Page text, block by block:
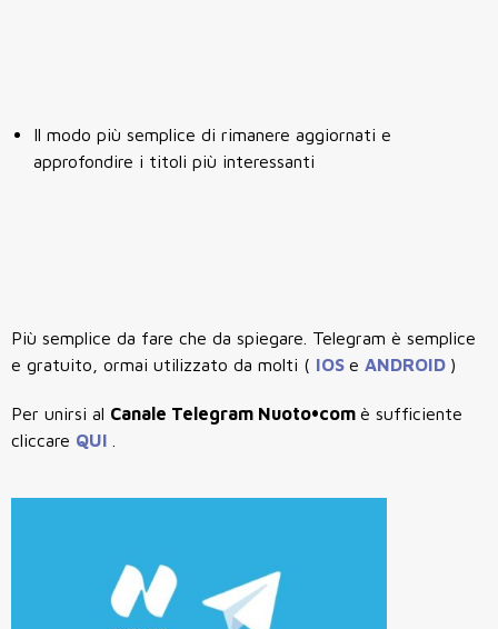
Il modo più semplice di rimanere aggiornati e
approfondire i titoli più interessanti
Più semplice da fare che da spiegare. Telegram è semplice
e gratuito, ormai utilizzato da molti ( IOS e ANDROID )
Per unirsi al Canale Telegram Nuoto•com è sufficiente
cliccare QUI